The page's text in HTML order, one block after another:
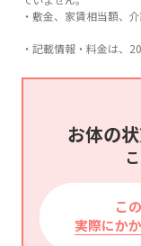
・敷金、家賃相当額、
・記載情報・料金は、
お体の
こ
実際にか